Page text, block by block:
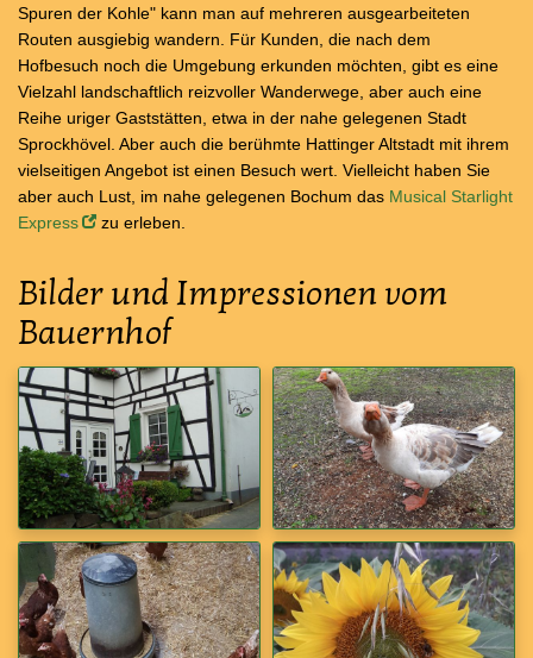
Spuren der Kohle" kann man auf mehreren ausgearbeiteten
Routen ausgiebig wandern. Für Kunden, die nach dem
Hofbesuch noch die Umgebung erkunden möchten, gibt es eine
Vielzahl landschaftlich reizvoller Wanderwege, aber auch eine
Reihe uriger Gaststätten, etwa in der nahe gelegenen Stadt
Sprockhövel. Aber auch die berühmte Hattinger Altstadt mit ihrem
vielseitigen Angebot ist einen Besuch wert. Vielleicht haben Sie
aber auch Lust, im nahe gelegenen Bochum das Musical Starlight
Express
zu erleben.
Bilder und Impressionen vom
Bauernhof